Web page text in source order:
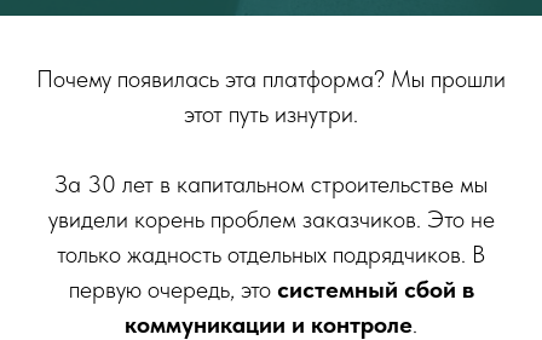
Почему появилась эта платформа? Мы прошли
этот путь изнутри.
За 30 лет в капитальном строительстве мы
увидели корень проблем заказчиков. Это не
только жадность отдельных подрядчиков. В
первую очередь, это системный сбой в
коммуникации и контроле.